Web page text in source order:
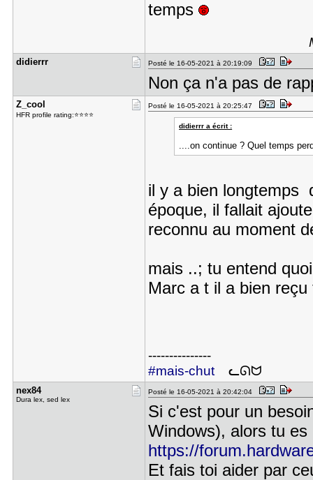
temps
didierrr Posté le 16-05-2021 à 20:19:09
Non ça n'a pas de
Z_cool
HFR profile rating:⭐⭐⭐⭐
Posté le 16-05-2021 à 20:25:47
didierrr a écrit :
....on continue ? Quel temps
il y a bien longtemps
époque, il fallait
reconnu au moment
mais ..; tu entend
Marc a t il a bien
---------------
#mais-chutᓚᘏᗢ
nex84
Dura lex, sed lex
Posté le 16-05-2021 à 20:42:04
Si c'est pour un
Windows), alors tu
https://
Et fais toi aider par